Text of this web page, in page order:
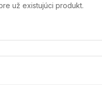
už existujúci produkt.